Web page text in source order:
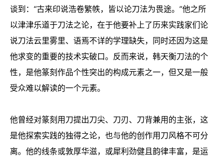
谈到：“古来印说浩卷繁帙，皆以论刀法为畏途。”他之所
以津津乐道于刀法之论，在于他要补上了历来实践家们论
说刀法云里雾里、语焉不详的学理缺失，同时还因为这是
他求变的重要的技术实破口。反而来说，韩天衡刀法的个
性，是他篆刻作品个性突出的构成元素之一，但又是一般
受众难以解读的一个元素。
他曾经对篆刻用刀提出刀尖、刀刃、刀背兼用的主张，这
是他探索实践的独得之论，也与他的创作用刀风格不可分
离。他的线条或敦厚华滋，或犀利劲健且韵律丰富，是运